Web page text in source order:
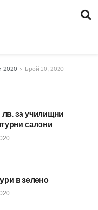
2020 Брой 10, 2020
лв. за училищни
салони
в зелено